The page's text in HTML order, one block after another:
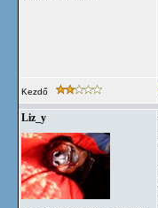
Kezdő
Liz_y